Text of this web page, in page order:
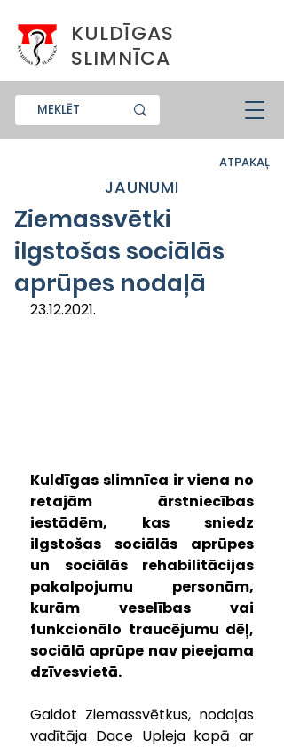
KULDĪGAS
SLIMNĪCA
ATPAKAĻ
JAUNUMI
Ziemassvētki
ilgstošas sociālās
aprūpes nodaļā
23.12.2021.
Kuldīgas slimnīca ir viena no
retajām ārstniecības
iestādēm, kas sniedz
ilgstošas sociālās aprūpes
un sociālās rehabilitācijas
pakalpojumu personām,
kurām veselības vai
funkcionālo traucējumu dēļ,
sociālā aprūpe nav pieejama
dzīvesvietā.
Gaidot Ziemassvētkus, nodaļas
vadītāja Dace Upleja kopā ar